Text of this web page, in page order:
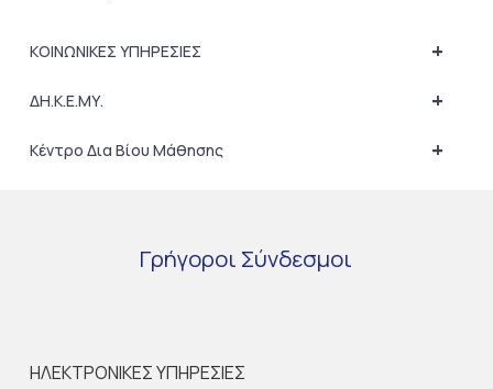
+
ΚΟΙΝΩΝΙΚΕΣ ΥΠΗΡΕΣΙΕΣ
+
ΔΗ.Κ.Ε.ΜΥ.
+
Κέντρο Δια Βίου Μάθησης
Γρήγοροι Σύνδεσμοι
ΗΛΕΚΤΡΟΝΙΚΕΣ ΥΠΗΡΕΣΙΕΣ